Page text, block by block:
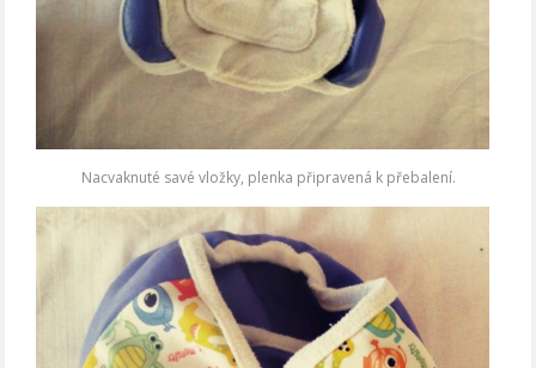
Nacvaknuté savé vložky, plenka připravená k přebalení.